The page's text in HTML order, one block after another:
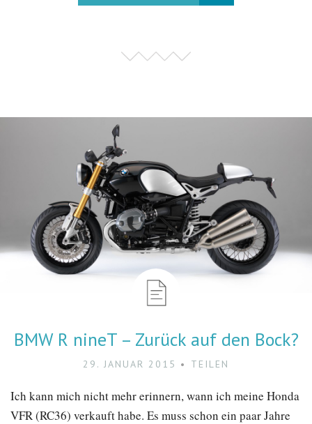
BMW R nineT – Zurück auf den Bock?
29. JANUAR 2015 TEILEN
Ich kann mich nicht mehr erinnern, wann ich meine Honda
VFR (RC36) verkauft habe. Es muss schon ein paar Jahre